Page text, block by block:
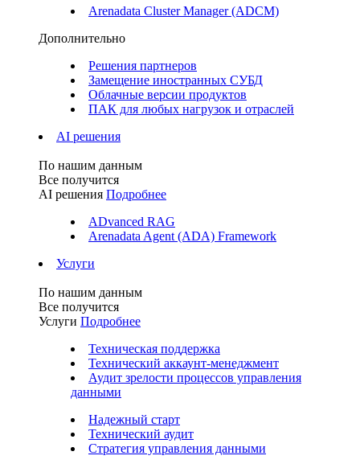
Arenadata Cluster Manager (ADCM)
Дополнительно
Решения партнеров
Замещение иностранных СУБД
Облачные версии продуктов
ПАК для любых нагрузок и отраслей
AI решения
По нашим данным
Все получится
AI решения Подробнее
ADvanced RAG
Arenadata Agent (ADA) Framework
Услуги
По нашим данным
Все получится
Услуги Подробнее
Техническая поддержка
Технический аккаунт-менеджмент
Аудит зрелости процессов управления
данными
Надежный старт
Технический аудит
Стратегия управления данными